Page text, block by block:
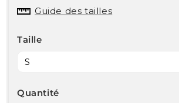
Guide des tailles
Taille
Quantité